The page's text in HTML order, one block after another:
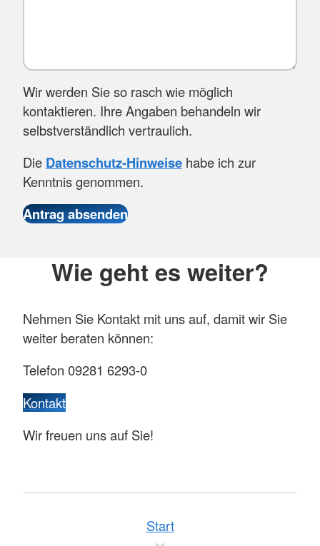
Wir werden Sie so rasch wie möglich
kontaktieren. Ihre Angaben behandeln wir
selbstverständlich vertraulich.
Die Datenschutz-Hinweise habe ich zur
Kenntnis genommen.
Wie geht es weiter?
Nehmen Sie Kontakt mit uns auf, damit wir Sie
weiter beraten können:
Telefon 09281 6293-0
Kontakt
Wir freuen uns auf Sie!
Start